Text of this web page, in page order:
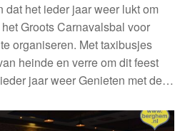
dat het ieder jaar weer lukt om
Groots Carnavalsbal voor
organiseren. Met taxibusjes
heinde en verre om dit feest
jaar weer Genieten met de…